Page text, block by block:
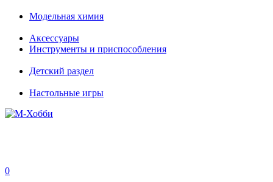
Модельная химия
Аксессуары
Инструменты и приспособления
Детский раздел
Настольные игры
0